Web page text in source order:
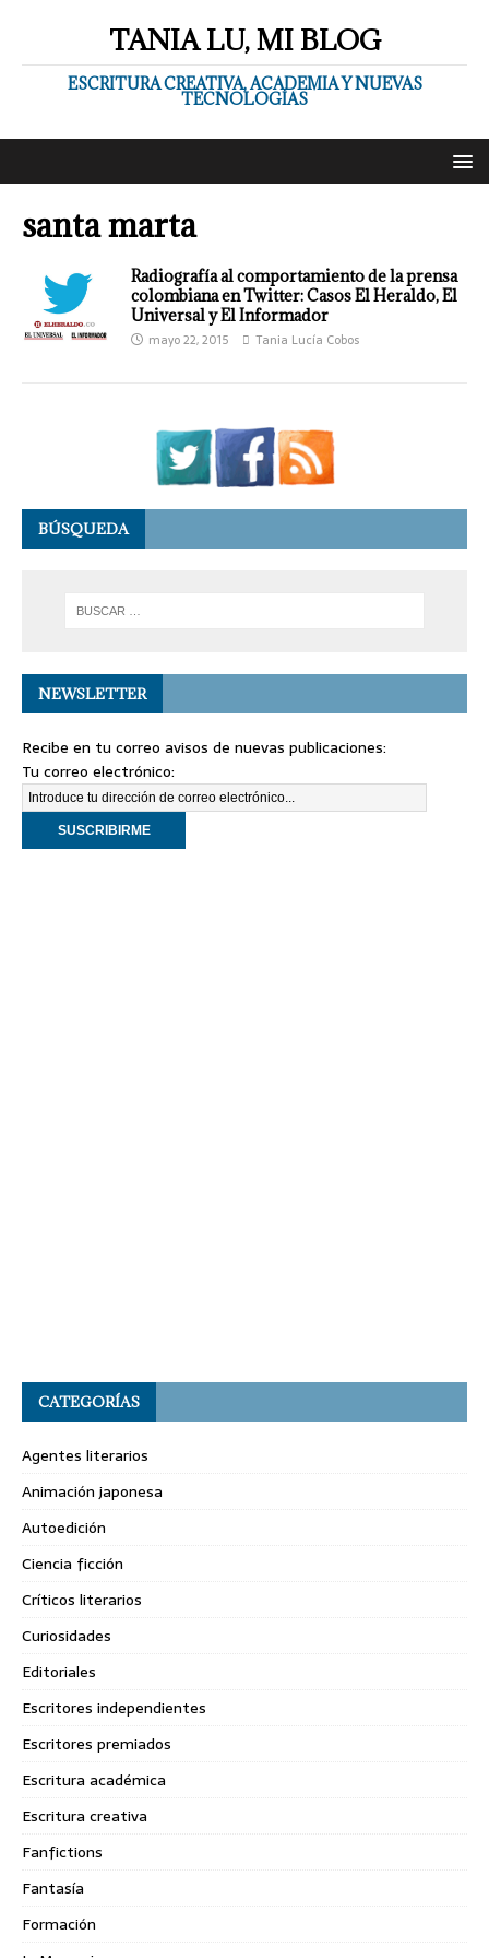
TANIA LU, MI BLOG
ESCRITURA CREATIVA, ACADEMIA Y NUEVAS
TECNOLOGÍAS
santa marta
Radiografía al comportamiento de la prensa
colombiana en Twitter: Casos El Heraldo, El
Universal y El Informador
mayo 22, 2015 Tania Lucía Cobos
BÚSQUEDA
NEWSLETTER
Recibe en tu correo avisos de nuevas publicaciones:
Tu correo electrónico:
CATEGORÍAS
Agentes literarios
Animación japonesa
Autoedición
Ciencia ficción
Críticos literarios
Curiosidades
Editoriales
Escritores independientes
Escritores premiados
Escritura académica
Escritura creativa
Fanfictions
Fantasía
Formación